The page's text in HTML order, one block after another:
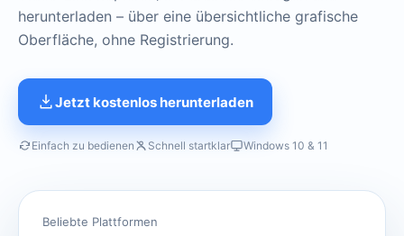
herunterladen – über eine übersichtliche grafische
Oberfläche, ohne Registrierung.
Jetzt kostenlos herunterladen
Einfach zu bedienen Schnell startklar Windows 10 & 11
Beliebte Plattformen